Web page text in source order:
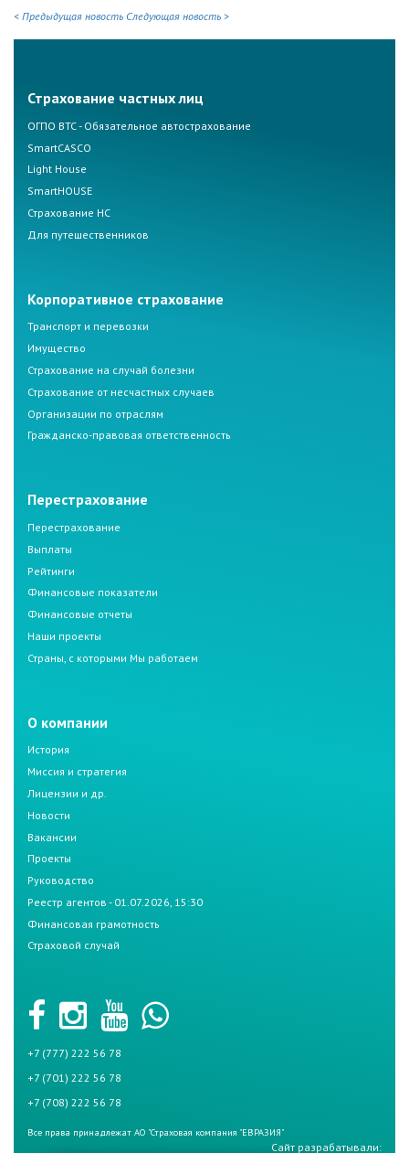
< Предыдущая новость Следующая новость >
Страхование частных лиц
ОГПО ВТС - Обязательное автострахование
SmartCASCO
Light House
SmartHOUSE
Страхование НС
Для путешественников
Корпоративное страхование
Транспорт и перевозки
Имущество
Страхование на случай болезни
Страхование от несчастных случаев
Организации по отраслям
Гражданско-правовая ответственность
Перестрахование
Перестрахование
Выплаты
Рейтинги
Финансовые показатели
Финансовые отчеты
Наши проекты
Страны, с которыми Мы работаем
О компании
История
Миссия и стратегия
Лицензии и др.
Новости
Вакансии
Проекты
Руководство
Реестр агентов - 01.07.2026, 15:30
Финансовая грамотность
Страховой случай
+7 (777) 222 56 78
+7 (701) 222 56 78
+7 (708) 222 56 78
Все права принадлежат АО "Страховая компания "ЕВРАЗИЯ"
Сайт разрабатывали: